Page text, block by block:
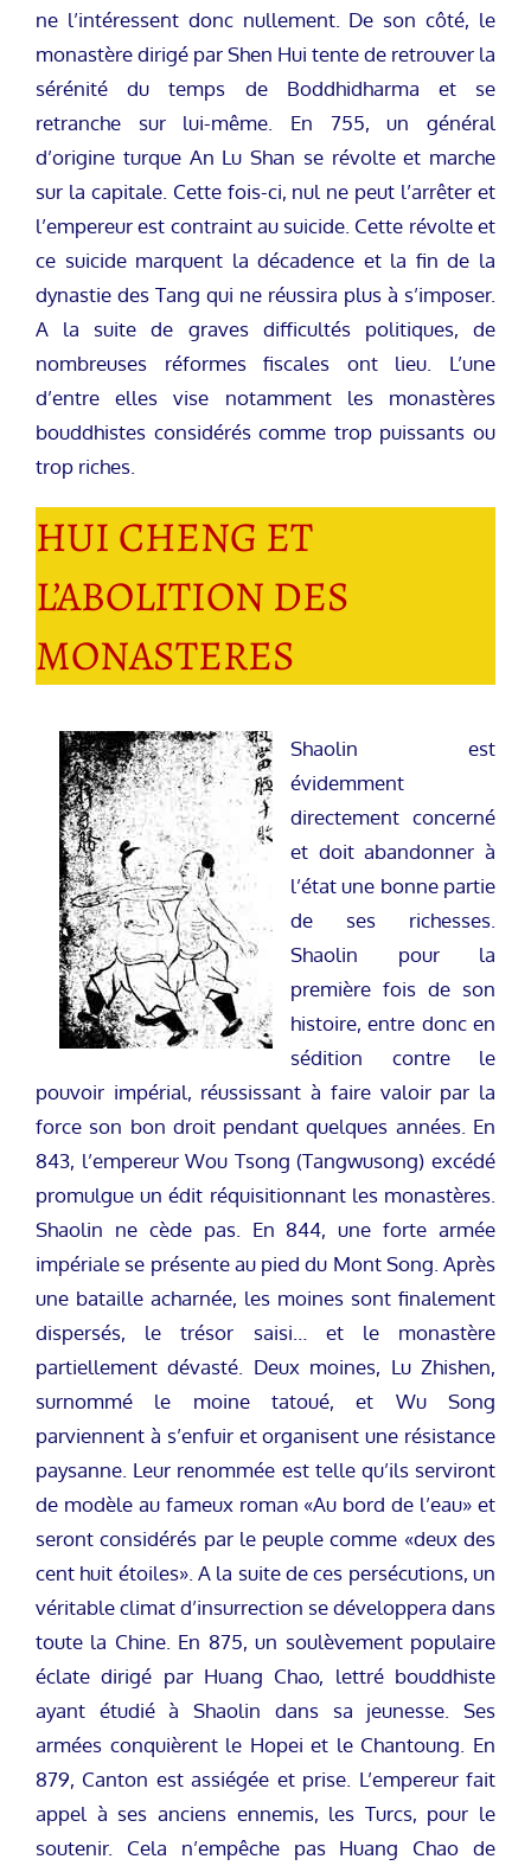
ne l’intéressent donc nullement. De son côté, le
monastère dirigé par Shen Hui tente de retrouver la
sérénité du temps de Boddhidharma et se
retranche sur lui-même. En 755, un général
d’origine turque An Lu Shan se révolte et marche
sur la capitale. Cette fois-ci, nul ne peut l’arrêter et
l’empereur est contraint au suicide. Cette révolte et
ce suicide marquent la décadence et la fin de la
dynastie des Tang qui ne réussira plus à s’imposer.
A la suite de graves difficultés politiques, de
nombreuses réformes fiscales ont lieu. L’une
d’entre elles vise notamment les monastères
bouddhistes considérés comme trop puissants ou
trop riches.
HUI CHENG ET
L’ABOLITION DES
MONASTERES
Shaolin est
évidemment
directement concerné
et doit abandonner à
l’état une bonne partie
de ses richesses.
Shaolin pour la
première fois de son
histoire, entre donc en
sédition contre le
pouvoir impérial, réussissant à faire valoir par la
force son bon droit pendant quelques années. En
843, l’empereur Wou Tsong (Tangwusong) excédé
promulgue un édit réquisitionnant les monastères.
Shaolin ne cède pas. En 844, une forte armée
impériale se présente au pied du Mont Song. Après
une bataille acharnée, les moines sont finalement
dispersés, le trésor saisi… et le monastère
partiellement dévasté. Deux moines, Lu Zhishen,
surnommé le moine tatoué, et Wu Song
parviennent à s’enfuir et organisent une résistance
paysanne. Leur renommée est telle qu’ils serviront
de modèle au fameux roman «Au bord de l’eau» et
seront considérés par le peuple comme «deux des
cent huit étoiles». A la suite de ces persécutions, un
véritable climat d’insurrection se développera dans
toute la Chine. En 875, un soulèvement populaire
éclate dirigé par Huang Chao, lettré bouddhiste
ayant étudié à Shaolin dans sa jeunesse. Ses
armées conquièrent le Hopei et le Chantoung. En
879, Canton est assiégée et prise. L’empereur fait
appel à ses anciens ennemis, les Turcs, pour le
soutenir. Cela n’empêche pas Huang Chao de